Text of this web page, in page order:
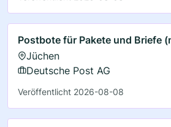
Postbote für Pakete und Briefe
Jüchen
Deutsche Post AG
Veröffentlicht 2026-08-08